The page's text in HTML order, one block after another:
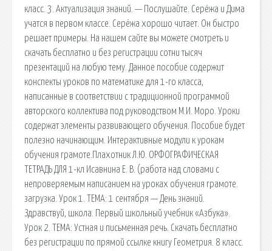
класс. 3. Актуализация знаний. — Послушайте. Серёжа и Дима
учатся в первом классе. Серёжа хорошо читает. Он быстро
решает примеры. На нашем сайте вы можете смотреть и
скачать бесплатно и без регистрации сотни тысяч
презентаций на любую тему. Данное пособие содержит
конспекты уроков по математике для 1-го класса,
написанные в соответствии с традиционной программой
авторского коллектива под руководством М.И. Моро. Уроки
содержат элементы развивающего обучения. Пособие будет
полезно начинающим. Интерактивные модули к урокам
обучения грамоте.Плахотник Л.Ю. ОРФОГРАФИЧЕСКАЯ
ТЕТРАДЬ ДЛЯ 1-кл Исавнина Е. В. (работа над словами с
непроверяемым написанием на уроках обучения грамоте.
загрузка. Урок 1. ТЕМА: 1 сентября — День знаний.
Здравствуй, школа. Первый школьный учебник «Азбука».
Урок 2. ТЕМА: Устная и письменная речь. Скачать бесплатно
без регистрации по прямой ссылке книгу Геометрия. 8 класс.